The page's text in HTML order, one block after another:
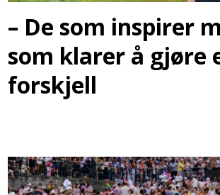
– De som inspirer
som klarer å gjøre
forskjell